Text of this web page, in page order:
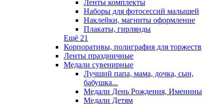
Ленты комплекты
Наборы для фотосессий малышей
Наклейки, магниты оформление
Плакаты, гирлянды
Ещё 21
Корпоративы, полиграфия для торжеств
Ленты праздничные
Медали сувенирные
Лучший папа, мама, дочка, сын,
бабушка...
Медали День Рождения, Именины
Медали Детям